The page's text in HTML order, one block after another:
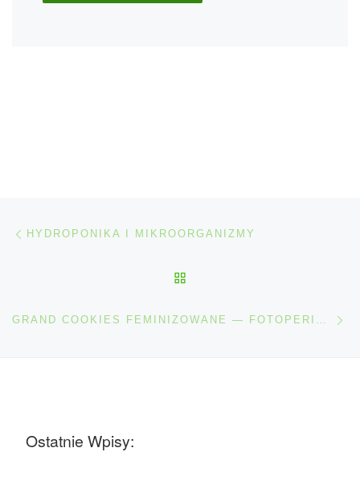
Nawigacja wpisu
HYDROPONIKA I MIKROORGANIZMY
GRAND COOKIES FEMINIZOWANE — FOTOPERIODYCZNE „CIASTECZKO” W WERSJI PREMIUM
Ostatnie Wpisy: